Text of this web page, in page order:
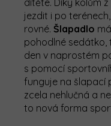
dítěte. Díky kolům
jezdit i po
rovné. Šlapadlo
pohodlné sedátko,
den v naprostém
s pomocí
funguje na šlapací
zcela nehlučná a
to nová forma